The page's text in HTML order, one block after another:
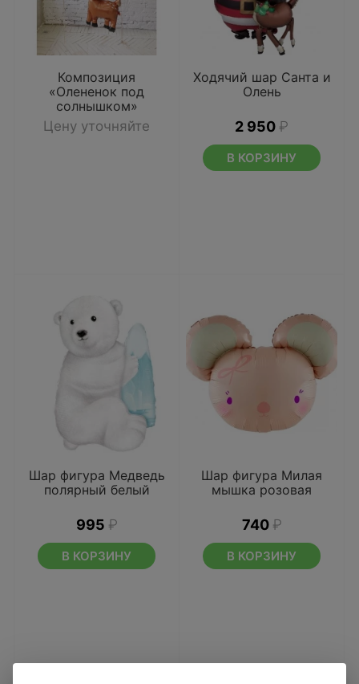
Композиция
«Олененок под
солнышком»
Цену уточняйте
Ходячий шар Санта и
Олень
2 950 ₽
В КОРЗИНУ
Шар фигура Медведь
полярный белый
995 ₽
В КОРЗИНУ
Шар фигура Милая
мышка розовая
740 ₽
В КОРЗИНУ